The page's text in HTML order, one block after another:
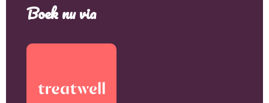
Boek nu via